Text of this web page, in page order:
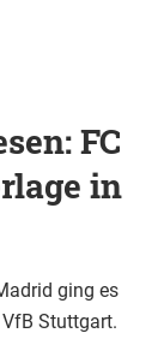
FC
in
ging es
Stuttgart.